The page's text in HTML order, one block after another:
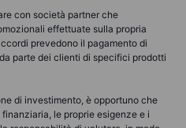
con società partner che
effettuate sulla propria
prevedono il pagamento di
parte dei clienti di specifici prodotti
di investimento, è opportuno che
le proprie esigenze e i